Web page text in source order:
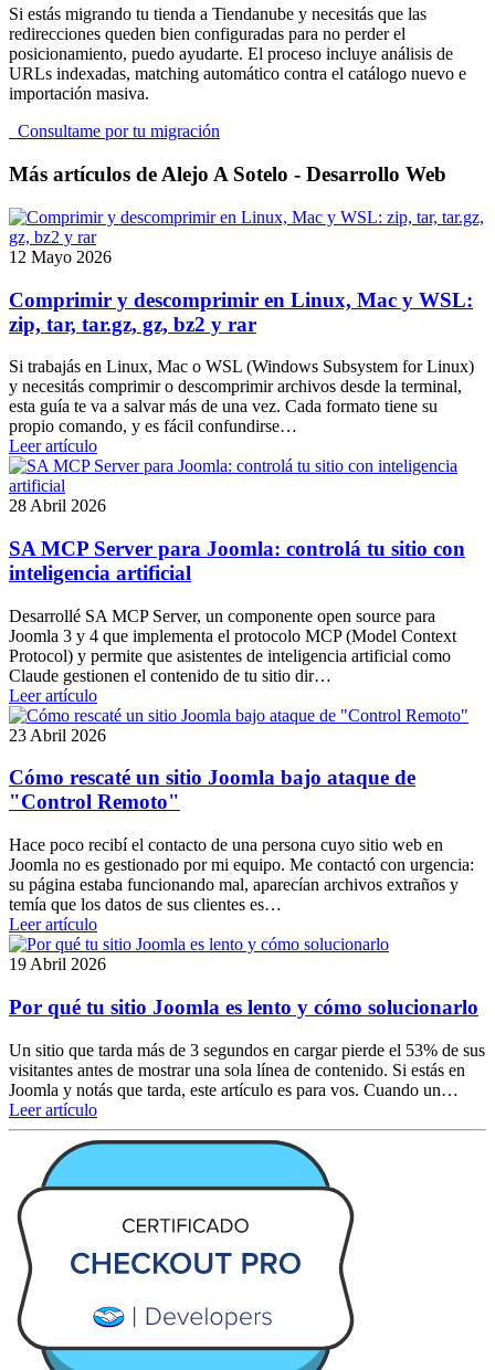
Si estás migrando tu tienda a Tiendanube y necesitás que las
redirecciones queden bien configuradas para no perder el
posicionamiento, puedo ayudarte. El proceso incluye análisis de
URLs indexadas, matching automático contra el catálogo nuevo e
importación masiva.
Consultame por tu migración
Más artículos de Alejo A Sotelo - Desarrollo Web
12 Mayo 2026
Comprimir y descomprimir en Linux, Mac y WSL:
zip, tar, tar.gz, gz, bz2 y rar
Si trabajás en Linux, Mac o WSL (Windows Subsystem for Linux)
y necesitás comprimir o descomprimir archivos desde la terminal,
esta guía te va a salvar más de una vez. Cada formato tiene su
propio comando, y es fácil confundirse…
Leer artículo
28 Abril 2026
SA MCP Server para Joomla: controlá tu sitio con
inteligencia artificial
Desarrollé SA MCP Server, un componente open source para
Joomla 3 y 4 que implementa el protocolo MCP (Model Context
Protocol) y permite que asistentes de inteligencia artificial como
Claude gestionen el contenido de tu sitio dir…
Leer artículo
23 Abril 2026
Cómo rescaté un sitio Joomla bajo ataque de
"Control Remoto"
Hace poco recibí el contacto de una persona cuyo sitio web en
Joomla no es gestionado por mi equipo. Me contactó con urgencia:
su página estaba funcionando mal, aparecían archivos extraños y
temía que los datos de sus clientes es…
Leer artículo
19 Abril 2026
Por qué tu sitio Joomla es lento y cómo solucionarlo
Un sitio que tarda más de 3 segundos en cargar pierde el 53% de sus
visitantes antes de mostrar una sola línea de contenido. Si estás en
Joomla y notás que tarda, este artículo es para vos. Cuando un…
Leer artículo